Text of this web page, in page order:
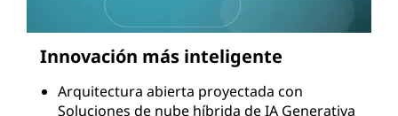
Innovación más inteligente
Arquitectura abierta proyectada con
Soluciones de nube híbrida de IA Generativa